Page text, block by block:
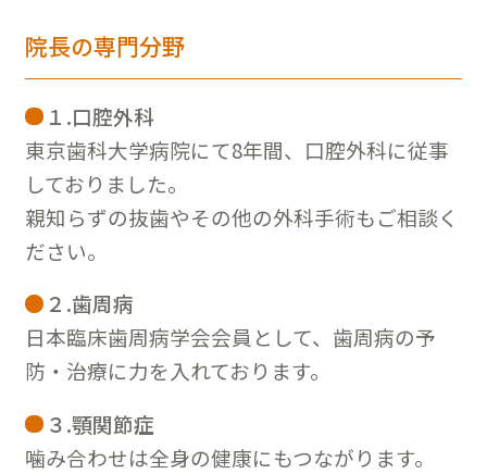
院長の専門分野
１.口腔外科
東京歯科大学病院にて8年間、口腔外科に従事
しておりました。
親知らずの抜歯やその他の外科手術もご相談く
ださい。
２.歯周病
日本臨床歯周病学会会員として、歯周病の予
防・治療に力を入れております。
３.顎関節症
噛み合わせは全身の健康にもつながります。